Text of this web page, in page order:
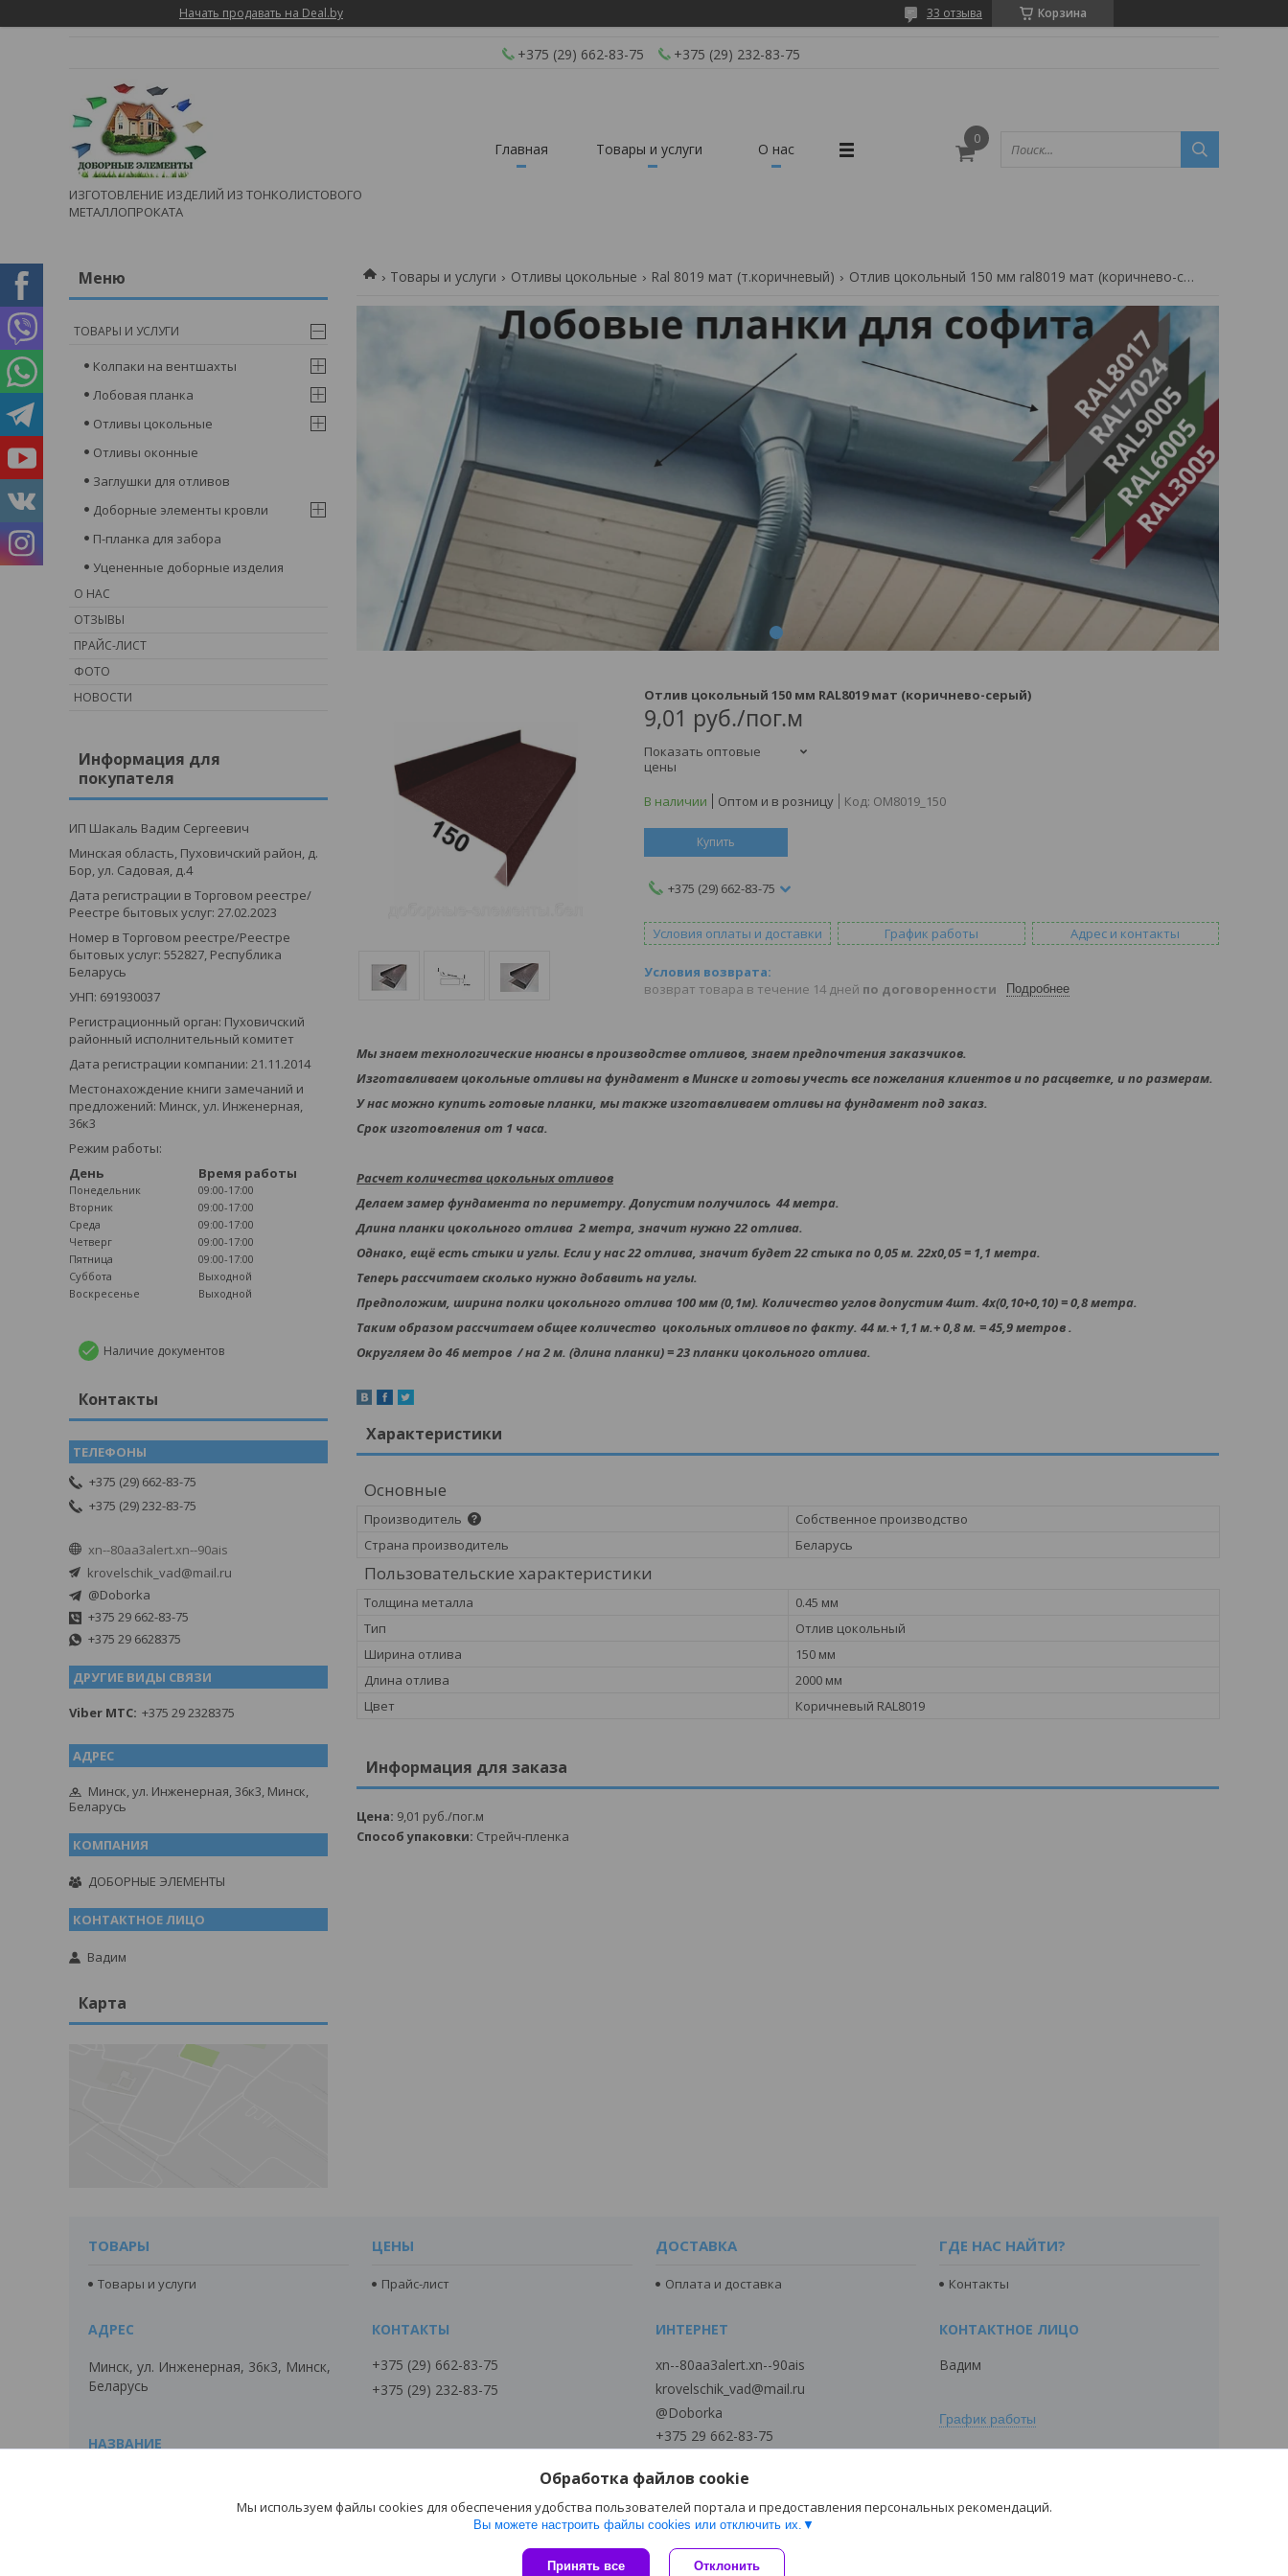
Начать продавать на Deal.by Корзина
33 отзыва
+375 (29) 662-83-75 +375 (29) 232-83-75
ИЗГОТОВЛЕНИЕ ИЗДЕЛИЙ ИЗ ТОНКОЛИСТОВОГО
МЕТАЛЛОПРОКАТА
Главная Товары и услуги О нас
Товары и услуги Отливы цокольные Ral 8019 мат (т.коричневый) Отлив цокольный 150 мм ral8019 мат (коричнево-серый)
Отлив цокольный 150 мм RAL8019 мат (коричнево-серый)
9,01 руб./пог.м
Показать оптовые
цены
В наличии
Оптом и в розницу Код: OM8019_150
Купить
+375 (29) 662-83-75
Условия оплаты и доставки График работы Адрес и контакты
возврат товара в течение 14 дней по договоренности Подробнее
Мы знаем технологические нюансы в производстве отливов, знаем предпочтения заказчиков.
Изготавливаем цокольные отливы на фундамент в Минске и готовы учесть все пожелания клиентов и по расцветке, и по размерам.
У нас можно купить готовые планки, мы также изготавливаем отливы на фундамент под заказ.
Срок изготовления от 1 часа.
Расчет количества цокольных отливов
Делаем замер фундамента по периметру. Допустим получилось 44 метра.
Длина планки цокольного отлива 2 метра, значит нужно 22 отлива.
Однако, ещё есть стыки и углы. Если у нас 22 отлива, значит будет 22 стыка по 0,05 м. 22х0,05 = 1,1 метра.
Теперь рассчитаем сколько нужно добавить на углы.
Предположим, ширина полки цокольного отлива 100 мм (0,1м). Количество углов допустим 4шт. 4х(0,10+0,10) = 0,8 метра.
Таким образом рассчитаем общее количество цокольных отливов по факту. 44 м.+ 1,1 м.+ 0,8 м. = 45,9 метров .
Округляем до 46 метров / на 2 м. (длина планки) = 23 планки цокольного отлива.
Характеристики
Основные
Производитель
Собственное производство
Страна производитель
Беларусь
Пользовательские характеристики
Толщина металла
0.45 мм
Тип
Отлив цокольный
Ширина отлива
150 мм
Длина отлива
2000 мм
Цвет
Коричневый RAL8019
Информация для заказа
Цена: 9,01 руб./пог.м
Способ упаковки: Стрейч-пленка
ТОВАРЫ И УСЛУГИ
Колпаки на вентшахты
Лобовая планка
Отливы цокольные
Отливы оконные
Заглушки для отливов
Доборные элементы кровли
П-планка для забора
Уцененные доборные изделия
О НАС
ОТЗЫВЫ
ПРАЙС-ЛИСТ
ФОТО
НОВОСТИ
Информация для
покупателя
ИП Шакаль Вадим Сергеевич
Минская область, Пуховичский район, д.
Бор, ул. Садовая, д.4
Дата регистрации в Торговом реестре/
Реестре бытовых услуг: 27.02.2023
Номер в Торговом реестре/Реестре
бытовых услуг: 552827, Республика
Беларусь
УНП: 691930037
Регистрационный орган: Пуховичский
районный исполнительный комитет
Дата регистрации компании: 21.11.2014
Местонахождение книги замечаний и
предложений: Минск, ул. Инженерная,
36к3
Режим работы:
День
Время работы
Понедельник
09:00-17:00
Вторник
09:00-17:00
Среда
09:00-17:00
Четверг
09:00-17:00
Пятница
09:00-17:00
Суббота
Выходной
Воскресенье
Выходной
Наличие документов
Контакты
+375 (29) 662-83-75
+375 (29) 232-83-75
xn--80aa3alert.xn--90ais
krovelschik_vad@mail.ru
@Doborka
+375 29 662-83-75
+375 29 6628375
ДРУГИЕ ВИДЫ СВЯЗИ
Viber MTC +375 29 2328375
Минск, ул. Инженерная, 36к3, Минск,
Беларусь
ДОБОРНЫЕ ЭЛЕМЕНТЫ
Вадим
Карта
ТОВАРЫ
Товары и услуги
ЦЕНЫ
Прайс-лист
ДОСТАВКА
Оплата и доставка
ГДЕ НАС НАЙТИ?
Контакты
Минск, ул. Инженерная, 36к3, Минск,
Беларусь
+375 (29) 662-83-75
+375 (29) 232-83-75
xn--80aa3alert.xn--90ais
krovelschik_vad@mail.ru
@Doborka
+375 29 662-83-75
Вадим
График работы
Сайт создан на платформе Deal.by
Обработка файлов cookie
Мы используем файлы cookies для обеспечения удобства пользователей портала и предоставления персональных рекомендаций.
Вы можете настроить файлы cookies или отключить их.
Принять все Отклонить